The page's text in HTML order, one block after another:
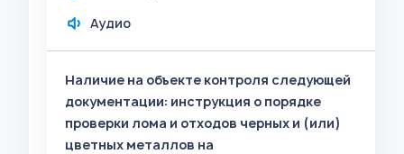
Аудио
Наличие на объекте контроля следующей
документации: инструкция о порядке
проверки лома и отходов черных и (или)
цветных металлов на